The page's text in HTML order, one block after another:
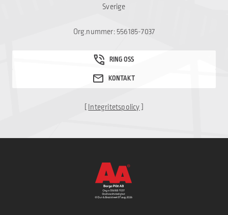
Sverige
Org.nummer: 556185-7037
[Integritetspolicy]